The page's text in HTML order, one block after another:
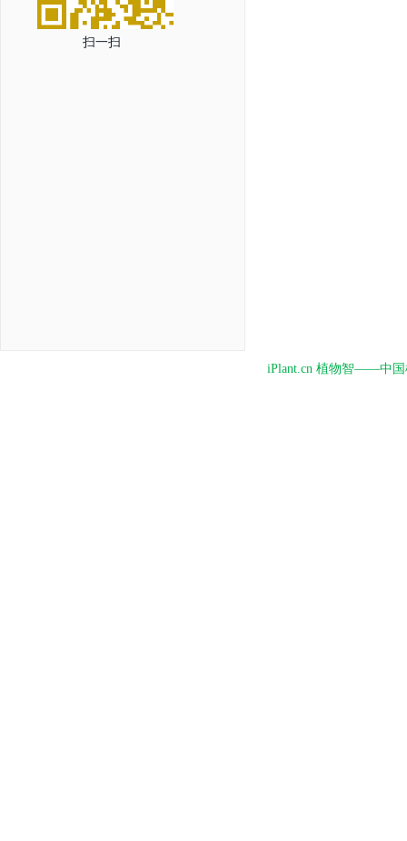
扫一扫
iPlant.cn 植物智——中国